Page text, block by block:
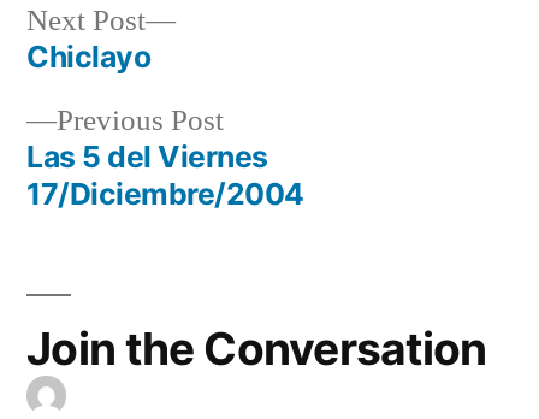
Post
navigation
Previous PostPrevious
post:
Las 5 del Viernes
17/Diciembre/2004
Next Post
Next
Chiclayo
Join the Conversation